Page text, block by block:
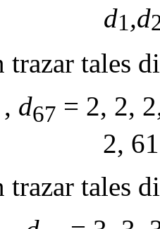
d1,d
trazar tales
d67 = 2, 2,
2,
trazar tales